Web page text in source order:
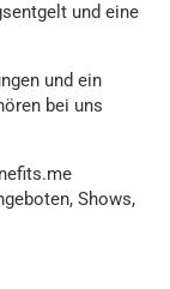
und eine
und ein
bei uns
Shows,